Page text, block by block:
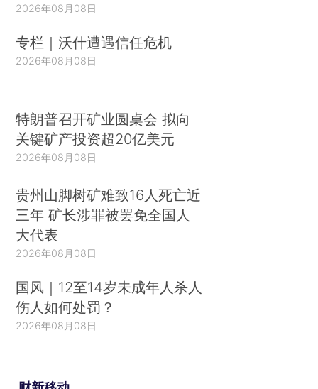
2026年08月08日
专栏｜沃什遭遇信任危机
2026年08月08日
特朗普召开矿业圆桌会 拟向
关键矿产投资超20亿美元
2026年08月08日
贵州山脚树矿难致16人死亡近
三年 矿长涉罪被罢免全国人
大代表
2026年08月08日
国风｜12至14岁未成年人杀人
伤人如何处罚？
2026年08月08日